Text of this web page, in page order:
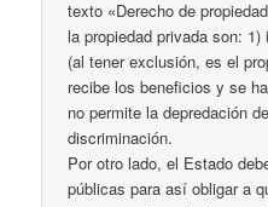
texto «Derecho de
la propiedad privada son:
(al tener exclusión, es el
recibe los beneficios y se
no permite la depredación
discriminación.
Por otro lado, el Estado
públicas para así obligar a